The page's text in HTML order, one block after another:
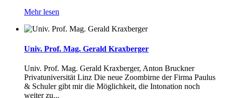
Mehr lesen
Univ. Prof. Mag. Gerald Kraxberger
Univ. Prof. Mag. Gerald Kraxberger, Anton Bruckner
Privatuniversität Linz Die neue Zoombirne der Firma Paulus
& Schuler gibt mir die Möglichkeit, die Intonation noch
weiter zu...